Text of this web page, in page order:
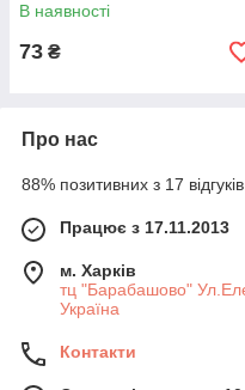
В наявності
73 ₴
Про нас
88% позитивних з 17 відгуків
Працює з 17.11.2013
м. Харків
тц "Барабашово"
Україна
Контакти